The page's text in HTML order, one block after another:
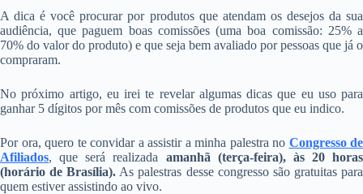
A dica é você procurar por produtos que atendam os desejos da sua
audiência, que paguem boas comissões (uma boa comissão: 25% a
70% do valor do produto) e que seja bem avaliado por pessoas que já o
compraram.
No próximo artigo, eu irei te revelar algumas dicas que eu uso para
ganhar 5 dígitos por mês com comissões de produtos que eu indico.
Por ora, quero te convidar a assistir a minha palestra no Congresso de
Afiliados, que será realizada amanhã (terça-feira), às 20 horas
(horário de Brasília). As palestras desse congresso são gratuitas para
quem estiver assistindo ao vivo.